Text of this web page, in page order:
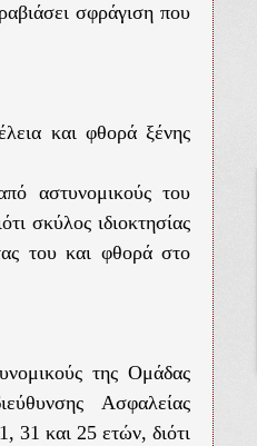
σφράγιση που
και φθορά ξένης
αστυνομικούς του
σκύλος ιδιοκτησίας
του και φθορά στο
της Ομάδας
Ασφαλείας
31 και 25 ετών, διότι